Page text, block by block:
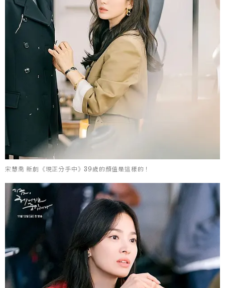
宋慧喬 新劇《現正分手中》39歲的顏值是這樣的！